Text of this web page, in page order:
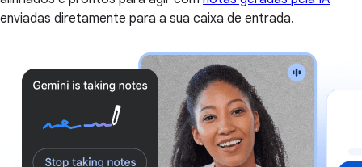
enviadas diretamente para a sua caixa de entrada.